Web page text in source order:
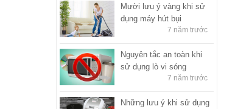
Mười lưu ý vàng khi sử
dụng máy hút bụi
7 năm trước
Nguyên tắc an toàn khi
sử dụng lò vi sóng
7 năm trước
Những lưu ý khi sử dụng